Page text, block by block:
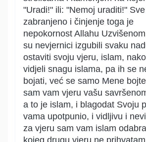
"Uradi!" ili: "Nemoj uraditi!"
zabranjeno i činjenje toga je
nepokornost Allahu
su nevjernici izgubili svaku
ostaviti svoju vjeru, islam,
vidjeli snagu islama, pa ih se
bojati, već se samo Mene
sam vam vjeru vašu
a to je islam, i blagodat Svoju
vama upotpunio, i vidljivu i
za vjeru sam vam islam
kojeg drugu vjeru ne